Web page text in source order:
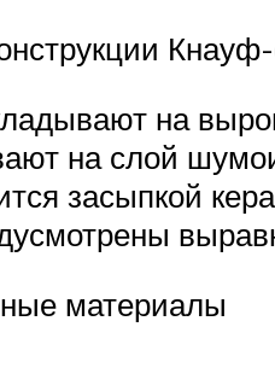
на
на слой
засыпкой
материалы